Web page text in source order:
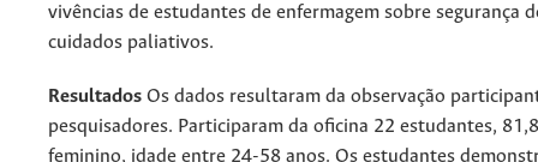
vivências de estudantes de enfermagem sobre segurança
cuidados paliativos.
Resultados Os dados resultaram da observação
pesquisadores. Participaram da oficina 22 estudantes,
feminino, idade entre 24-58 anos. Os estudantes